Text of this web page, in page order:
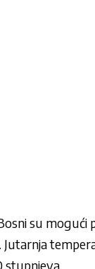
su mogući
stupnjeva.